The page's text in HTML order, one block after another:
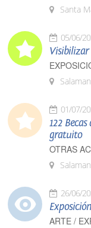
Santa
05/06/
Visibilizar
01/07/
122
gratuito
OTRAS
26/06/
ARTE /